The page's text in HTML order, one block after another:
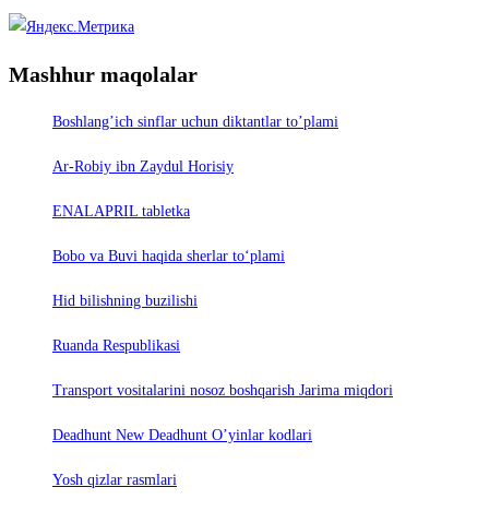
Mashhur maqolalar
Boshlang’ich sinflar uchun diktantlar to’plami
Ar-Robiy ibn Zaydul Horisiy
ENALAPRIL tabletka
Bobo va Buvi haqida sherlar to‘plami
Hid bilishning buzilishi
Ruanda Respublikasi
Trаnsport vositаlаrini nosoz boshqаrish Jаrimа miqdori
Deadhunt New Deadhunt O’yinlar kodlari
Yosh qizlar rasmlari